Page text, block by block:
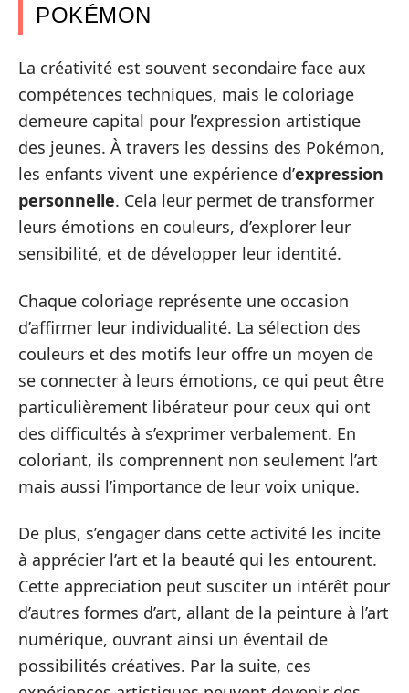
POKÉMON
La créativité est souvent secondaire face aux
compétences techniques, mais le coloriage
demeure capital pour l’expression artistique
des jeunes. À travers les dessins des Pokémon,
les enfants vivent une expérience d’expression
personnelle. Cela leur permet de transformer
leurs émotions en couleurs, d’explorer leur
sensibilité, et de développer leur identité.
Chaque coloriage représente une occasion
d’affirmer leur individualité. La sélection des
couleurs et des motifs leur offre un moyen de
se connecter à leurs émotions, ce qui peut être
particulièrement libérateur pour ceux qui ont
des difficultés à s’exprimer verbalement. En
coloriant, ils comprennent non seulement l’art
mais aussi l’importance de leur voix unique.
De plus, s’engager dans cette activité les incite
à apprécier l’art et la beauté qui les entourent.
Cette appreciation peut susciter un intérêt pour
d’autres formes d’art, allant de la peinture à l’art
numérique, ouvrant ainsi un éventail de
possibilités créatives. Par la suite, ces